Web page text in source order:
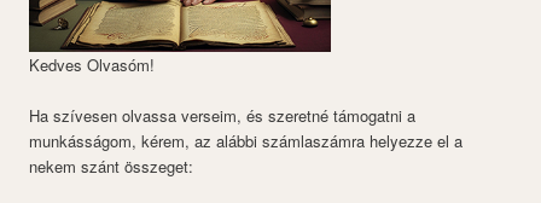
Kedves Olvasóm!
Ha szívesen olvassa verseim, és szeretné támogatni a
munkásságom, kérem, az alábbi számlaszámra helyezze el a
nekem szánt összeget: